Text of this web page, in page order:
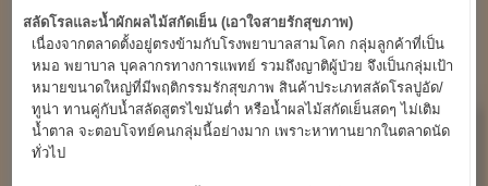
สลัดโรลและน้ำผักผลไม้สกัดเย็น (เอาใจสายรักสุขภาพ)
เนื่องจากตลาดตั้งอยู่ตรงข้ามกับโรงพยาบาลสามโคก กลุ่มลูกค้าที่เป็น
หมอ พยาบาล บุคลากรทางการแพทย์ รวมถึงญาติผู้ป่วย จึงเป็นกลุ่มเป้า
หมายขนาดใหญ่ที่มีพฤติกรรมรักสุขภาพ สินค้าประเภทสลัดโรลปูอัด/
ทูน่า ทานคู่กับน้ำสลัดสูตรไขมันต่ำ หรือน้ำผลไม้สกัดเย็นสดๆ ไม่เติม
น้ำตาล จะตอบโจทย์คนกลุ่มนี้อย่างมาก เพราะหาทานยากในตลาดนัด
ทั่วไป